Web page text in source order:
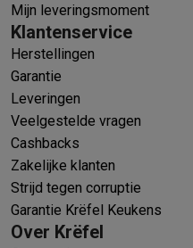
Mijn leveringsmoment
Klantenservice
Herstellingen
Garantie
Leveringen
Veelgestelde vragen
Cashbacks
Zakelijke klanten
Strijd tegen corruptie
Garantie Krëfel Keukens
Over Krëfel